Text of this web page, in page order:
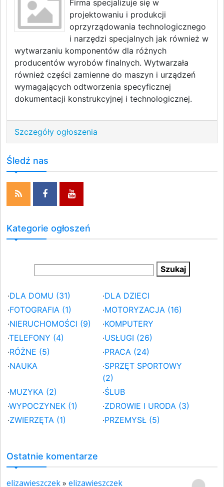
Firma specjalizuje się w
projektowaniu i produkcji
oprzyrządowania technologicznego
i narzędzi specjalnych jak również w
wytwarzaniu komponentów dla różnych
producentów wyrobów finalnych. Wytwarzała
również części zamienne do maszyn i urządzeń
wymagających odtworzenia specyficznej
dokumentacji konstrukcyjnej i technologicznej.
Szczegóły ogłoszenia
Śledź nas
Kategorie ogłoszeń
·DLA DOMU (31) ·DLA DZIECI
·FOTOGRAFIA (1) ·MOTORYZACJA (16)
·NIERUCHOMOŚCI (9) ·KOMPUTERY
·TELEFONY (4) ·USŁUGI (26)
·RÓŻNE (5) ·PRACA (24)
·NAUKA ·SPRZĘT SPORTOWY
(2)
·MUZYKA (2) ·ŚLUB
·WYPOCZYNEK (1) ·ZDROWIE I URODA (3)
·ZWIERZĘTA (1) ·PRZEMYSŁ (5)
Ostatnie komentarze
elizawieszczek» elizawieszczek